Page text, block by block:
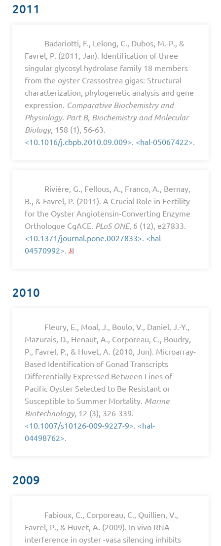
2011
Badariotti, F., Lelong, C., Dubos, M.-P., &
Favrel, P. (2011, Jan). Identification of three
singular glycosyl hydrolase family 18 members
from the oyster Crassostrea gigas: Structural
characterization, phylogenetic analysis and gene
expression. Comparative Biochemistry and
Physiology. Part B, Biochemistry and Molecular
Biology, 158 (1), 56-63.
<10.1016/j.cbpb.2010.09.009> <hal-05067422>
Rivière, G., Fellous, A., Franco, A., Bernay,
B., & Favrel, P. (2011). A Crucial Role in Fertility
for the Oyster Angiotensin-Converting Enzyme
Orthologue CgACE. PLoS ONE, 6 (12), e27833.
<10.1371/journal.pone.0027833> <hal-
04570992>
2010
Fleury, E., Moal, J., Boulo, V., Daniel, J.-Y.,
Mazurais, D., Henaut, A., Corporeau, C., Boudry,
P., Favrel, P., & Huvet, A. (2010, Jun). Microarray-
Based Identification of Gonad Transcripts
Differentially Expressed Between Lines of
Pacific Oyster Selected to Be Resistant or
Susceptible to Summer Mortality. Marine
Biotechnology, 12 (3), 326-339.
<10.1007/s10126-009-9227-9>. <hal-
04498762>.
2009
Fabioux, C., Corporeau, C., Quillien, V.,
Favrel, P., & Huvet, A. (2009). In vivo RNA
interference in oyster -vasa silencing inhibits